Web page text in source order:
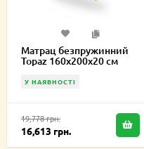
Матрац безпружинний
Topaz 160х200х20 см
У НАЯВНОСТІ
19,778 грн.
16,613 грн.